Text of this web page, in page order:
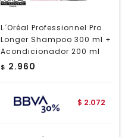
L´Oréal Professionnel Pro
Longer Shampoo 300 ml +
Acondicionador 200 ml
$ 2.960
$ 2.072